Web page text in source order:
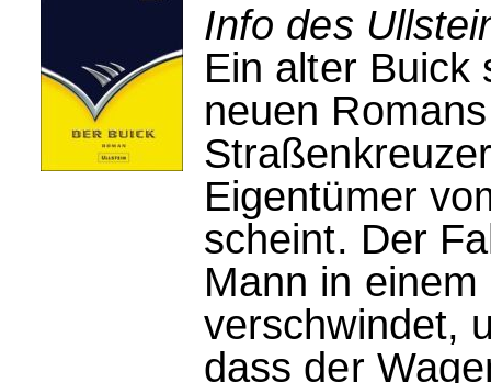
Info des
Ein alter Buick
neuen
Eigentümer
scheint. Der
Mann in
verschwindet,
dass der